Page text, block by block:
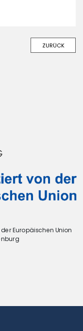
ZURÜCK
Europäischen Union